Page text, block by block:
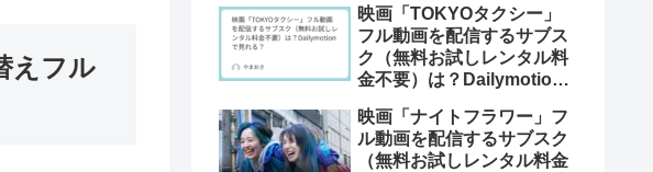
えフル
映画「TOKYOタクシー」
フル動画を配信するサブス
ク（無料お試しレンタル料
金不要）は？Dailymotion
映画「ナイトフラワー」フ
ル動画を配信するサブスク
（無料お試しレンタル料金